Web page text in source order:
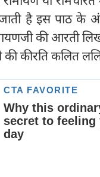
है इस पाठ के
की आरती
कीरति कलित